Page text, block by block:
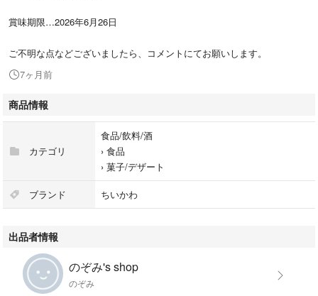
賞味期限…2026年6月26日
ご不明な点などございましたら、コメントにてお願いします。
7ヶ月前
商品情報
カテゴリ
食品/飲料/酒
› 食品
› 菓子/デザート
ブランド ちいかわ
出品者情報
のぞみ's shop
のぞみ